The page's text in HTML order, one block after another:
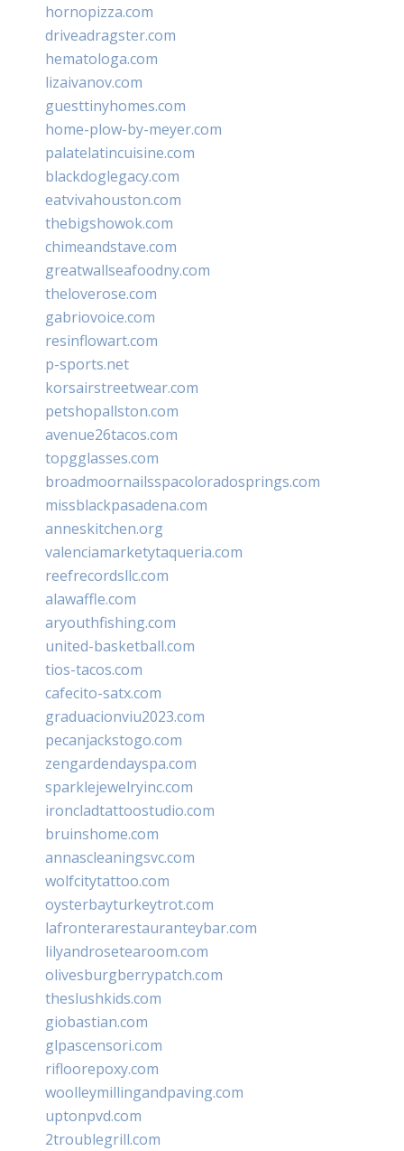
hornopizza.com
driveadragster.com
hematologa.com
lizaivanov.com
guesttinyhomes.com
home-plow-by-meyer.com
palatelatincuisine.com
blackdoglegacy.com
eatvivahouston.com
thebigshowok.com
chimeandstave.com
greatwallseafoodny.com
theloverose.com
gabriovoice.com
resinflowart.com
p-sports.net
korsairstreetwear.com
petshopallston.com
avenue26tacos.com
topgglasses.com
broadmoornailsspacoloradosprings.com
missblackpasadena.com
anneskitchen.org
valenciamarketytaqueria.com
reefrecordsllc.com
alawaffle.com
aryouthfishing.com
united-basketball.com
tios-tacos.com
cafecito-satx.com
graduacionviu2023.com
pecanjackstogo.com
zengardendayspa.com
sparklejewelryinc.com
ironcladtattoostudio.com
bruinshome.com
annascleaningsvc.com
wolfcitytattoo.com
oysterbayturkeytrot.com
lafronterarestauranteybar.com
lilyandrosetearoom.com
olivesburgberrypatch.com
theslushkids.com
giobastian.com
glpascensori.com
rifloorepoxy.com
woolleymillingandpaving.com
uptonpvd.com
2troublegrill.com